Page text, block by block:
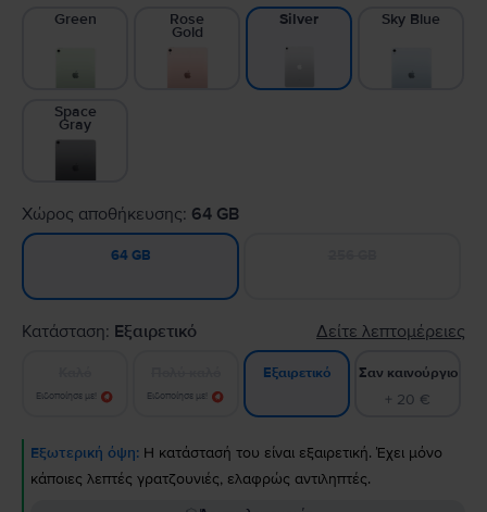
Green Rose
Gold
Silver Sky Blue
Space
Gray
Χώρος αποθήκευσης: 64 GB
64 GB
Κατάσταση: Εξαιρετικό Δείτε λεπτομέρειες
Ειδοποίησε με! Ειδοποίησε με!
Εξαιρετικό Σαν καινούργιο
+ 20 €
Εξωτερική όψη: Η κατάστασή του είναι εξαιρετική. Έχει μόνο
κάποιες λεπτές γρατζουνιές, ελαφρώς αντιληπτές.